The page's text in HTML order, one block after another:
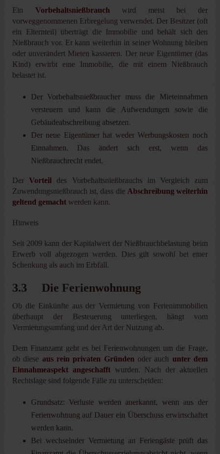
Ein Vorbehaltsnießbrauch wird meist bei der
vorweggenommenen Erbregelung verwendet. Der Besitzer (oft
ein Elternteil) überträgt die Immobilie und behält sich den
Nießbrauch vor. Er kann weiterhin in seiner Wohnung bleiben
oder unverändert Mieten kassieren. Der neue Eigentümer (das
Kind) erwirbt eine Immobilie, die mit einem Nießbrauch
belastet ist.
Der Vorbehaltsnießbraucher muss die Mieteinnahmen
versteuern und kann die Aufwendungen sowie die
Gebäudeabschreibung absetzen.
Der neue Eigentümer hat weder Werbungskosten noch
Einnahmen. Das ändert sich erst, wenn das
Nießbrauchrecht endet.
DerVorteil des Vorbehaltsnießbrauchs im Vergleich zum
Zuwendungsnießbrauch ist, dass die Abschreibung weiterhin
geltend gemacht werden kann.
Hinweis
Seit 2009 kann der Kapitalwert der Nießbrauchbelastung beim
Erwerb voll abgezogen werden. Dies gilt sowohl bei einer
Schenkung als auch im Erbfall.
3.3 Die Ferienwohnung
Ob die Einkünfte aus der Vermietung von Ferienimmobilien
überhaupt der Besteuerung unterliegen, hängt vom
Vermietungsumfang und der Art der Nutzung ab.
Dem Finanzamt geht es bei Ferienwohnungen um die Frage,
ob diese aus rein privaten Gründen oder auch unter dem
Einnahmeaspekt angeschafftwurden. Nach der aktuellen
Rechtslage sind folgende Fälle zu unterscheiden:
Grundsatz: Verluste werden anerkannt, wenn aus der
Ferienwohnung auf Dauer ein Überschuss erwirtschaftet
werden kann.
Bei wechselnder Vermietung an Feriengäste prüft das